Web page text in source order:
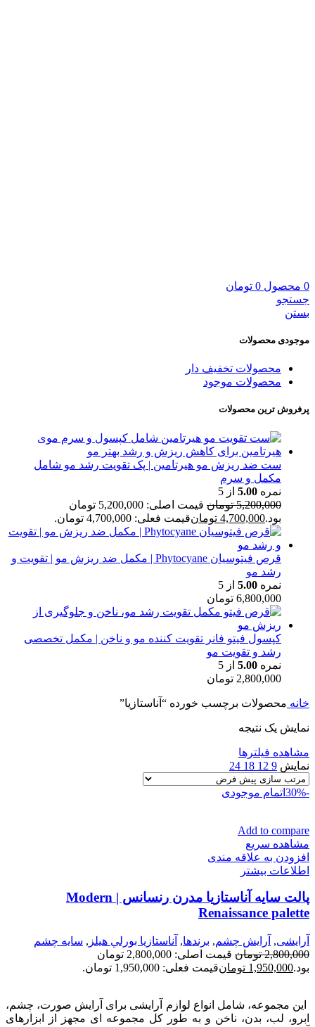
0 محصول 0 تومان
جستجو
بستن
موجودی محصولات
محصولات تخفیف دار
محصولات موجود
پرفروش ترین محصولات
ست ضد ریزش مو هیرتامین | پک تقویت رشد مو شامل
مکمل و سرم
نمره 5.00 از 5
5,200,000 تومان
قیمت اصلی: 5,200,000 تومان
بود.4,700,000 تومانقیمت فعلی: 4,700,000 تومان.
قرص فیتوسیان Phytocyane | مکمل ضد ریزش مو | تقویت و
رشد مو
نمره 5.00 از 5
6,800,000 تومان
کپسول فیتو فانر تقویت کننده مو و ناخن | مکمل تخصصی
رشد و تقویت مو
نمره 5.00 از 5
2,800,000 تومان
خانه محصولات برچسب خورده “آناستازيا”
نمایش یک نتیجه
مشاهده فیلترها
نمایش 9
12
18
24
-30% اتمام موجودی
Add to compare
مشاهده سریع
افزودن به علاقه مندی
اطلاعات بیشتر
پالت سایه آناستازیا مدرن رنسانس | Modern
Renaissance palette
آرایشی, آرايش چشم, برندها, آناستازيا بورلي هيلز , سايه چشم
2,800,000 تومان
قیمت اصلی: 2,800,000 تومان
بود.1,950,000 تومانقیمت فعلی: 1,950,000 تومان.
این مجموعه، شامل انواع لوازم آرایشی برای آرایش صورت، چشم،
ابرو، لب، بدن، ناخن و به طور کل مجموعه ای مجهز از ابزارهای